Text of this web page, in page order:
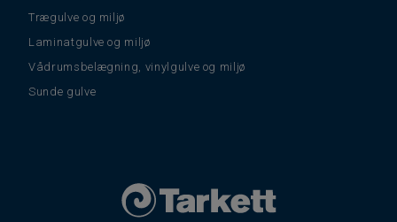
Trægulve og miljø
Laminatgulve og miljø
Vådrumsbelægning, vinylgulve og miljø
Sunde gulve